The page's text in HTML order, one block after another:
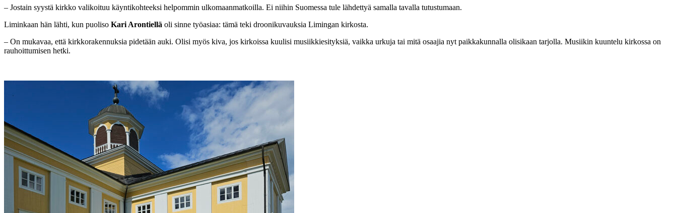
– Jostain syystä kirkko valikoituu käyntikohteeksi helpommin ulkomaanmatkoilla. Ei niihin Suomessa tule lähdettyä samalla tavalla tutustumaan.
Liminkaan hän lähti, kun puoliso Kari Arontiellä oli sinne työasiaa: tämä teki droonikuvauksia Limingan kirkosta.
– On mukavaa, että kirkkorakennuksia pidetään auki. Olisi myös kiva, jos kirkoissa kuulisi musiikkiesityksiä, vaikka urkuja tai mitä osaajia nyt paikkakunnalla olisikaan tarjolla. Musiikin kuuntelu kirkossa on
rauhoittumisen hetki.